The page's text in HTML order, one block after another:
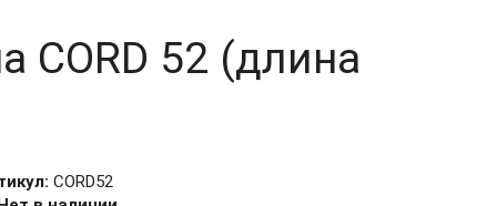
CORD 52 (длина
CORD52